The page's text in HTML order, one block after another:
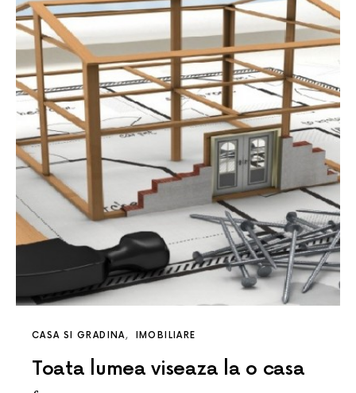
CASA SI GRADINA IMOBILIARE
Toata lumea viseaza la o casa